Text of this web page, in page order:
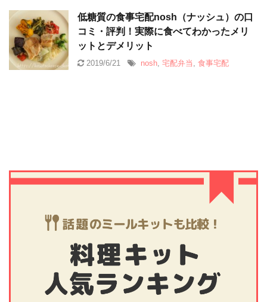
低糖質の食事宅配nosh（ナッシュ）の口
コミ・評判！実際に食べてわかったメリ
ットとデメリット
2019/6/21 nosh, 宅配弁当 , 食事宅配